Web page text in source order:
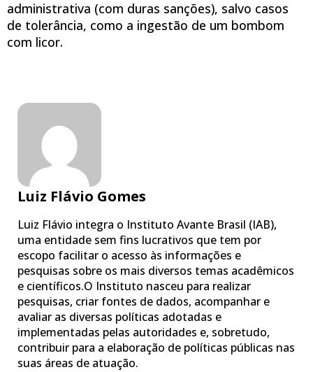
administrativa (com duras sanções), salvo casos
de tolerância, como a ingestão de um bombom
com licor.
Luiz Flávio Gomes
Luiz Flávio integra o Instituto Avante Brasil (IAB),
uma entidade sem fins lucrativos que tem por
escopo facilitar o acesso às informações e
pesquisas sobre os mais diversos temas acadêmicos
e científicos.O Instituto nasceu para realizar
pesquisas, criar fontes de dados, acompanhar e
avaliar as diversas políticas adotadas e
implementadas pelas autoridades e, sobretudo,
contribuir para a elaboração de políticas públicas nas
suas áreas de atuação.